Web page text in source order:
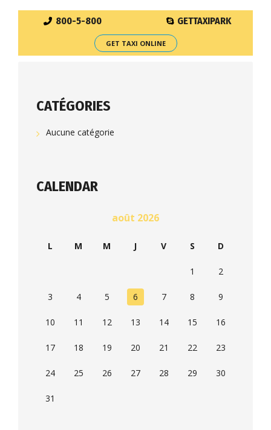
800-5-800 GETTAXIPARK
GET TAXI ONLINE
CATÉGORIES
Aucune catégorie
CALENDAR
août 2026
L M M J V S D
1 2
3 4 5 6 7 8 9
10 11 12 13 14 15 16
17 18 19 20 21 22 23
24 25 26 27 28 29 30
31